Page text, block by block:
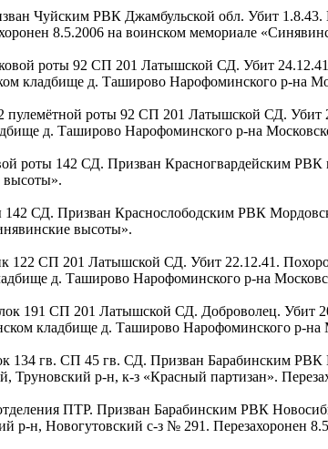
Чуйским РВК Джамбульской обл. Убит
8.5.2006 на воинском мемориале
роты 92 СП 201 Латышской СД. Убит
кладбище д. Таширово Нарофоминского р-на
пулемётной роты 92 СП 201 Латышской СД.
д. Таширово Нарофоминского р-на
роты 142 СД. Призван Красногвардейским
высоты».
142 СД. Призван Краснослободским РВК
высоты».
122 СП 201 Латышской СД. Убит 22.12.41.
д. Таширово Нарофоминского р-на
191 СП 201 Латышской СД. Доброволец.
кладбище д. Таширово Нарофоминского р-на
134 гв. СП 45 гв. СД. Призван Барабинским
Труновский р-н, к-з «Красный партизан».
ПТР. Призван Барабинским РВК
р-н, Новогутовский с-з № 291. Перезахоронен